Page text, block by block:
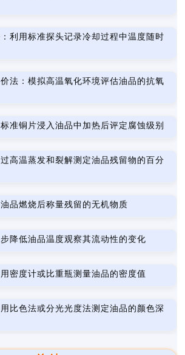
利用标准探头记录冷却过程中温度随时
法：模拟高温氧化环境评估油品的抗氧
准铜片浸入油品中加热后评定腐蚀级别
高温蒸发和裂解测定油品残留物的百分
品燃烧后称量残留的无机物质
降低油品温度观察其流动性的变化
密度计或比重瓶测量油品的密度值
比色法或分光光度法测定油品的颜色深